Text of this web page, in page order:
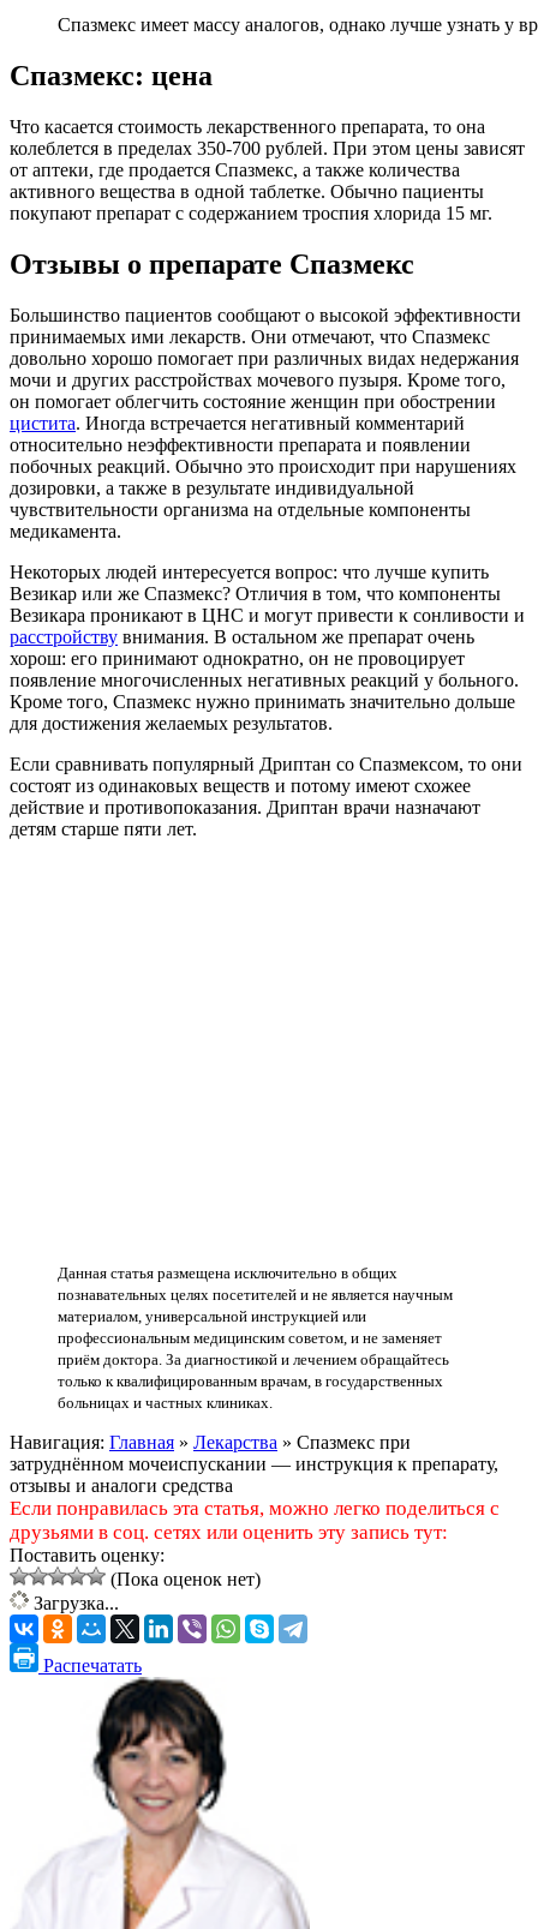
Спазмекс имеет массу аналогов, однако лучше узнать у
Спазмекс: цена
Что касается стоимость лекарственного препарата, то она
колеблется в пределах 350-700 рублей. При этом цены зависят
от аптеки, где продается Спазмекс, а также количества
активного вещества в одной таблетке. Обычно пациенты
покупают препарат с содержанием троспия хлорида 15 мг.
Отзывы о препарате Спазмекс
Большинство пациентов сообщают о высокой эффективности
принимаемых ими лекарств. Они отмечают, что Спазмекс
довольно хорошо помогает при различных видах недержания
мочи и других расстройствах мочевого пузыря. Кроме того,
он помогает облегчить состояние женщин при обострении
цистита. Иногда встречается негативный комментарий
относительно неэффективности препарата и появлении
побочных реакций. Обычно это происходит при нарушениях
дозировки, а также в результате индивидуальной
чувствительности организма на отдельные компоненты
медикамента.
Некоторых людей интересуется вопрос: что лучше купить
Везикар или же Спазмекс? Отличия в том, что компоненты
Везикара проникают в ЦНС и могут привести к сонливости и
расстройству внимания. В остальном же препарат очень
хорош: его принимают однократно, он не провоцирует
появление многочисленных негативных реакций у больного.
Кроме того, Спазмекс нужно принимать значительно дольше
для достижения желаемых результатов.
Если сравнивать популярный Дриптан со Спазмексом, то они
состоят из одинаковых веществ и потому имеют схожее
действие и противопоказания. Дриптан врачи назначают
детям старше пяти лет.
Данная статья размещена исключительно в общих
познавательных целях посетителей и не является научным
материалом, универсальной инструкцией или
профессиональным медицинским советом, и не заменяет
приём доктора. За диагностикой и лечением обращайтесь
только к квалифицированным врачам, в государственных
больницах и частных клиниках.
Навигация: Главная » Лекарства » Спазмекс при
затруднённом мочеиспускании — инструкция к препарату,
отзывы и аналоги средства
Если понравилась эта статья, можно легко поделиться с
друзьями в соц. сетях или оценить эту запись тут:
Поставить оценку:
(Пока оценок нет)
Загрузка...
Распечатать